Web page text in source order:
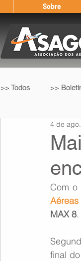
Sobre
>> Todos >>
>> Legislação
Eleição ASAGOL
Memória
4 de
Com
Aéreas
MAX 8.
final